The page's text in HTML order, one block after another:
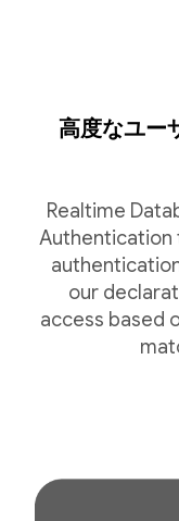
高度なユー
Realtime
Authentication
our
access based